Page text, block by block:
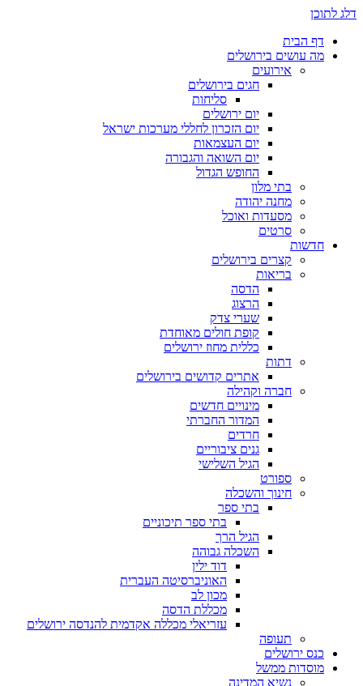
דלג לתוכן
דף הבית
מה עושים בירושלים
אירועים
חגים בירושלים
סליחות
יום ירושלים
יום הזכרון לחללי מערכות ישראל
יום העצמאות
יום השואה והגבורה
החופש הגדול
בתי מלון
מחנה יהודה
מסעדות ואוכל
סרטים
חדשות
קצרים בירושלים
בריאות
הדסה
הרצוג
שערי צדק
קופת חולים מאוחדת
כללית מחוז ירושלים
דתות
אתרים קדושים בירושלים
חברה וקהילה
מינויים חדשים
המדור החברתי
חרדים
גנים ציבוריים
הגיל השלישי
ספורט
חינוך והשכלה
בתי ספר
בתי ספר תיכוניים
הגיל הרך
השכלה גבוהה
דוד ילין
האוניברסיטה העברית
מכון לב
מכללת הדסה
עזריאלי מכללה אקדמית להנדסה ירושלים
תעופה
כנס ירושלים
מוסדות ממשל
נשיא המדינה